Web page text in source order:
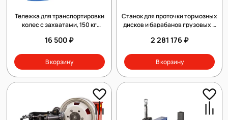
Тележка для транспортировки
колес с захватами, 150 кг
16 500 ₽
В корзину
Станок для проточки тормозных
дисков и барабанов грузовых и
TR1000.TD
2 281 176 ₽
В корзину